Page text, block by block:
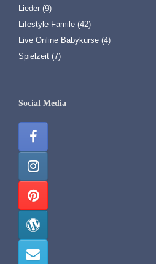
Lieder (9)
Lifestyle Famile (42)
Live Online Babykurse (4)
Spielzeit (7)
Social Media